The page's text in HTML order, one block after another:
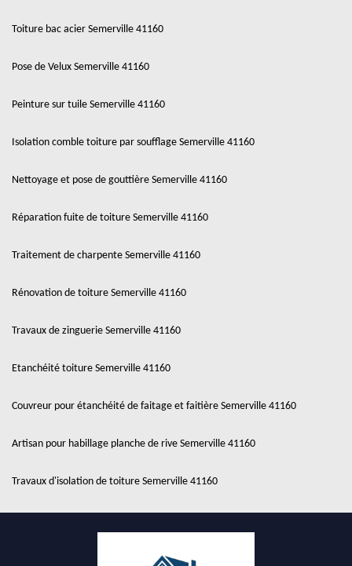
Toiture bac acier Semerville 41160
Pose de Velux Semerville 41160
Peinture sur tuile Semerville 41160
Isolation comble toiture par soufflage Semerville 41160
Nettoyage et pose de gouttière Semerville 41160
Réparation fuite de toiture Semerville 41160
Traitement de charpente Semerville 41160
Rénovation de toiture Semerville 41160
Travaux de zinguerie Semerville 41160
Etanchéité toiture Semerville 41160
Couvreur pour étanchéité de faitage et faitière Semerville 41160
Artisan pour habillage planche de rive Semerville 41160
Travaux d'isolation de toiture Semerville 41160